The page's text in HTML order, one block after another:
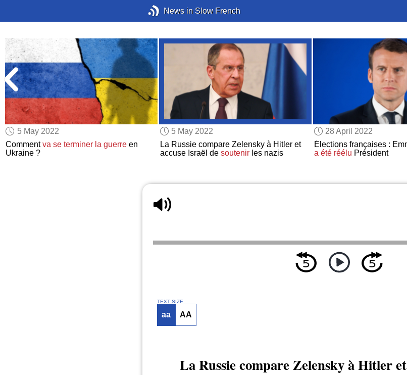
News in Slow French
5 May 2022
Commentva se terminer la guerre en
Ukraine ?
5 May 2022
La Russie compare Zelensky à Hitler et
accuse Israël de soutenirles nazis
28 April 2022
Élections françaises :
a été réélu Président
TEXT SIZE
aa AA
La Russie compare Zelensky à Hitler